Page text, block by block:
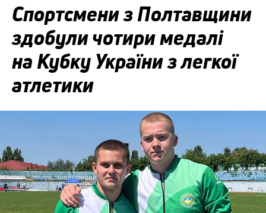
Спортсмени з Полтавщини
здобули чотири медалі
на Кубку України з легкої
атлетики